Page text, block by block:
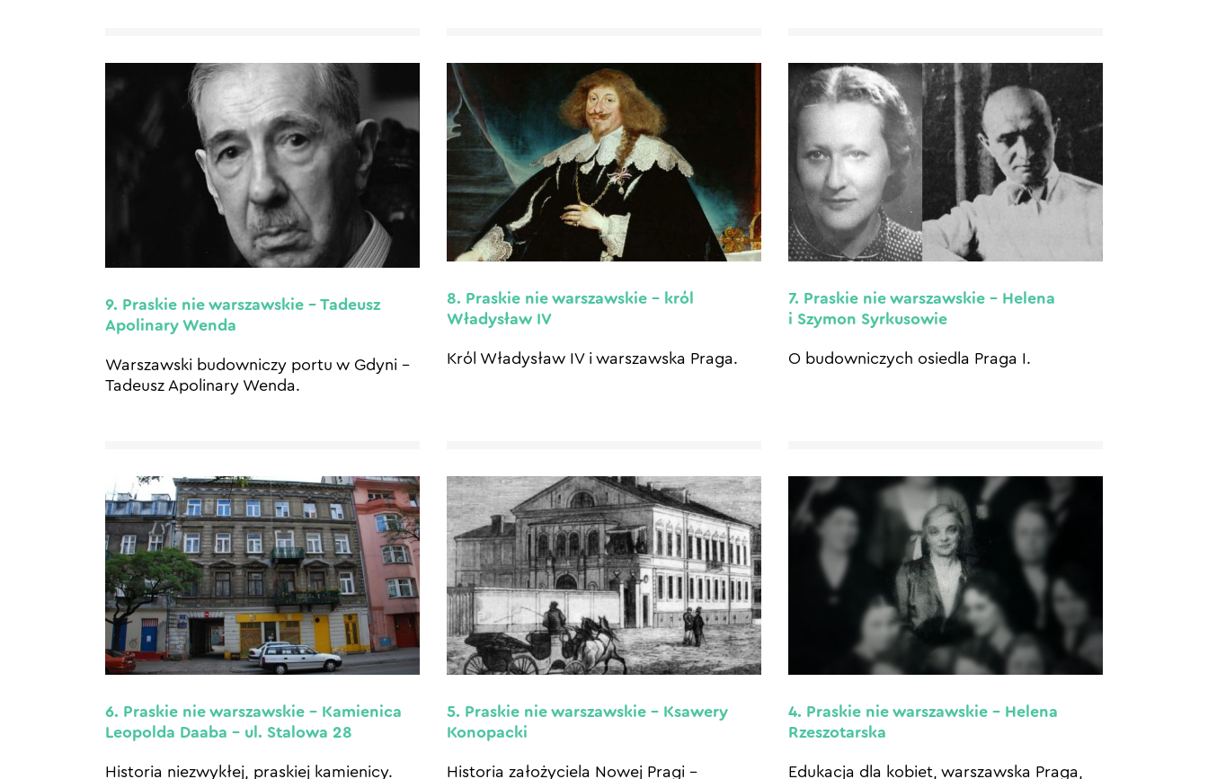
9. Praskie nie warszawskie – Tadeusz
Apolinary Wenda
Warszawski budowniczy portu w Gdyni –
Tadeusz Apolinary Wenda.
8. Praskie nie warszawskie – król
Władysław IV
Król Władysław IV i warszawska Praga.
7. Praskie nie warszawskie – Helena
i Szymon Syrkusowie
O budowniczych osiedla Praga I.
6. Praskie nie warszawskie – Kamienica
Leopolda Daaba – ul. Stalowa 28
Historia niezwykłej, praskiej kamienicy.
5. Praskie nie warszawskie – Ksawery
Konopacki
Historia założyciela Nowej Pragi –
4. Praskie nie warszawskie – Helena
Rzeszotarska
Edukacja dla kobiet, warszawska Praga,